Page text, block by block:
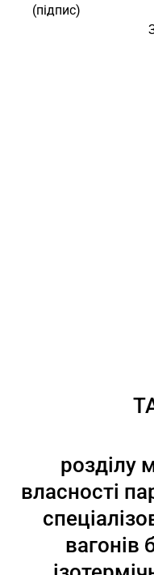
(підпис)
розділу
власності
вагонів